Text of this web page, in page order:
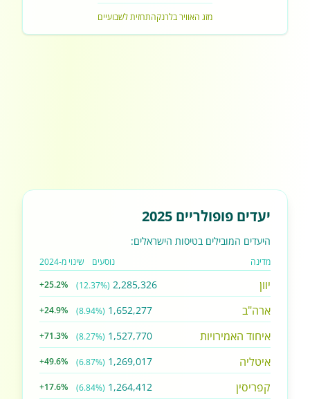
מזג האוויר בלרנקהתחזית לשבועיים
יעדים פופולריים 2025
היעדים המובילים בטיסות הישראלים:
מדינה נוסעים שינוי מ-2024
יוון 2,285,326
(12.37%)
+25.2%
ארה"ב 1,652,277
(8.94%)
+24.9%
איחוד האמירויות 1,527,770
(8.27%)
+71.3%
איטליה 1,269,017
(6.87%)
+49.6%
קפריסין 1,264,412
(6.84%)
+17.6%